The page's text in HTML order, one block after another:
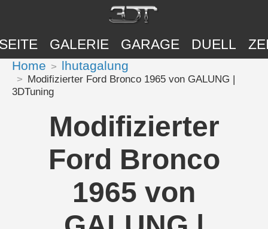
GALERIE GARAGE DUELL
Home lhutagalung
Modifizierter Ford Bronco 1965 von GALUNG |
3DTuning
Modifizierter
Ford Bronco
1965 von